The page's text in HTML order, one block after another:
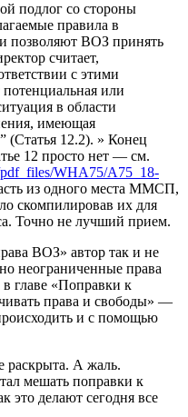
подлог со стороны
правила в
позволяют ВОЗ принять
считает,
с этими
или
в области
имеющая
(Статья 12.2). » Конец
12 просто нет — см.
WHA75/A75_18-
из одного места ММСП,
скомпилировав их для
Точно не лучший прием.
ВОЗ» автор так и не
неограниченные права
главе «Поправки к
права и свободы» —
и с помощью
раскрыта. А жаль.
мешать поправки к
делают сегодня все